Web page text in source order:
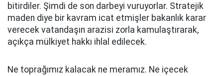
bitirdiler. Şimdi de son darbeyi vuruyorlar. Stratejik
maden diye bir kavram icat etmişler bakanlık karar
verecek vatandaşın arazisi zorla kamulaştırarak,
açıkça mülkiyet hakkı ihlal edilecek.
Ne toprağımız kalacak ne meramız. Ne içecek